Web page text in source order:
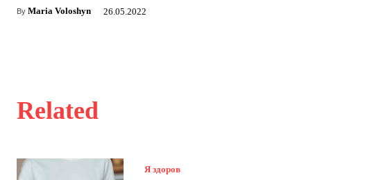
By Maria Voloshyn 26.05.2022
Related
Я здоров